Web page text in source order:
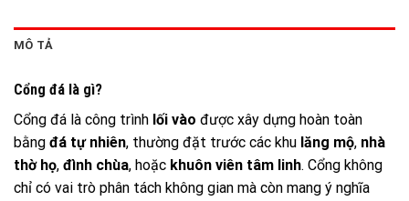
MÔ TẢ
Cổng đá là gì?
Cổng đá là công trình lối vào được xây dựng hoàn toàn
bằng đá tự nhiên, thường đặt trước các khu lăng mộ, nhà
thờ họ, đình chùa, hoặc khuôn viên tâm linh. Cổng không
chỉ có vai trò phân tách không gian mà còn mang ý nghĩa